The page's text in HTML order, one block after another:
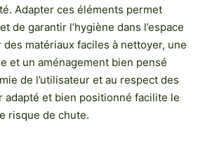
Adapter ces éléments permet
de garantir l’hygiène dans l’espace
matériaux faciles à nettoyer, une
et un aménagement bien pensé
de l’utilisateur et au respect des
adapté et bien positionné facilite le
risque de chute.